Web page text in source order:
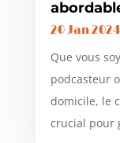
20 Jan 2024
Que vous
podcasteur
domicile, le
crucial pour